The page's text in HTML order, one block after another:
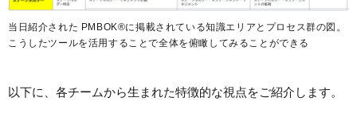
当日紹介された PMBOK®に掲載されている知識エリアとプロセス群の図。
こうしたツールを活用することで全体を俯瞰してみることができる
以下に、各チームから生まれた特徴的な視点をご紹介します。